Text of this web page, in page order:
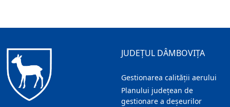
JUDEȚUL DÂMBOVIȚA
Gestionarea calității aerului
Planului județean de
gestionare a deșeurilor